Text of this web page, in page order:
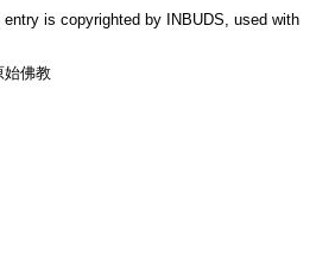
is copyrighted by INBUDS, used with
始佛教